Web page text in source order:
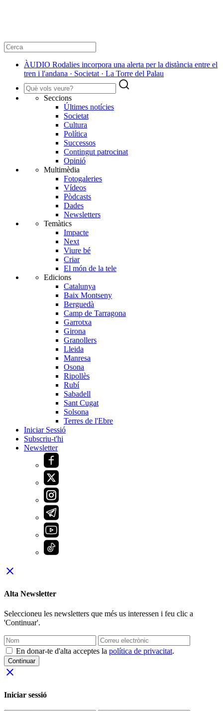
ÀUDIO Rodalies incorpora una alerta per la distància entre el
tren i l'andana · Societat · La Torre del Palau
Seccions
Últimes notícies
Societat
Cultura
Política
Successos
Contingut patrocinat
Opinió
Multimèdia
Fotogaleries
Vídeos
Pòdcasts
Dades
Newsletters
Temàtics
Impacte
Next
Viure bé
Criar
El món de la tele
Edicions
Catalunya
Baix Montseny
Berguedà
Camp de Tarragona
Garrotxa
Girona
Granollers
Lleida
Manresa
Osona
Ripollès
Rubí
Sabadell
Sant Cugat
Solsona
Terres de l'Ebre
Iniciar Sessió
Subscriu-t'hi
Newsletter
close
Alta Newsletter
Seleccioneu les newsletters que més us interessen i feu clic a
'Continuar'.
En donar-te d'alta acceptes la política de privacitat.
Continuar
close
Iniciar sessió